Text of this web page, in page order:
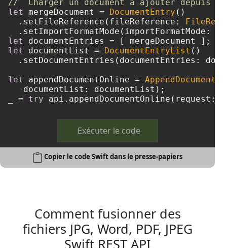
//  Charger un document à ajouter depuis
let
mergeDocument = DocumentEntry ()
  .setFileReference(fileReference:
  .setImportFormatMode(importFormatMode:
let
documentEntries =
let
documentList = DocumentEntryList ()
.setDocumentEntries(documentEntries:
let
appendDocumentOnline =
= try
Exécuter le code
Copier le code Swift dans le presse-papiers
Comment fusionner des
fichiers JPG, Word, PDF, JPEG
Swift REST API